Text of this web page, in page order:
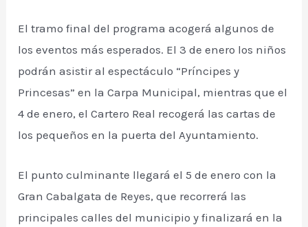
El tramo final del programa acogerá algunos de
los eventos más esperados. El 3 de enero los niños
podrán asistir al espectáculo “Príncipes y
Princesas” en la Carpa Municipal, mientras que el
4 de enero, el Cartero Real recogerá las cartas de
los pequeños en la puerta del Ayuntamiento.
El punto culminante llegará el 5 de enero con la
Gran Cabalgata de Reyes, que recorrerá las
principales calles del municipio y finalizará en la